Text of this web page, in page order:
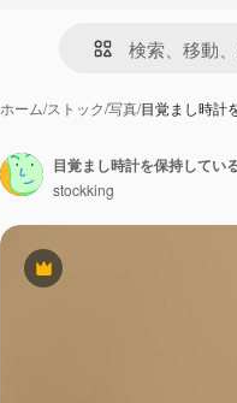
ホーム/ストック/写真/目覚まし時計
Premium
stockking